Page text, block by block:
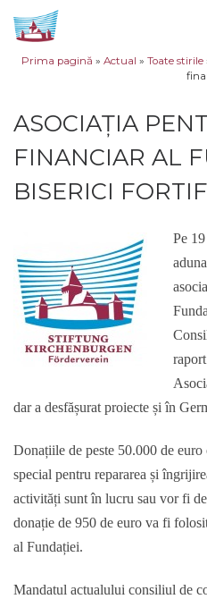
Sari la conținut
Prima pagină » Actual » Toate stirile
ASOCIAȚIA
FINANCIAR AL
BISERICI
Pe
dar a desfășurat proiecte și în
Donațiile de peste 50.000 de
special pentru repararea și
activități sunt în lucru sau vor fi
donație de 950 de euro va fi
al Fundației.
Mandatul actualului consiliul de